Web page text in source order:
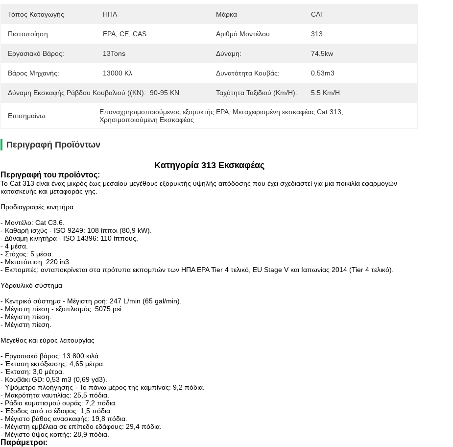
Τόπος Καταγωγής ΗΠΑ Μάρκα CAT
Πιστοποίηση EPA, CE, CAS Αριθμό Μοντέλου 313
Εργασιακό Βάρος: 13Tons Δύναμη: 74.5kw
Βάρος Μηχανής: 13000 Κλ Δυνατότητα Κουβάς: 0.53m3
Δύναμη Εκσκαφής Ράβδου Κουβαλιού ((kN): 90-95 KN Ταχύτητα Ταξιδιού (km/h): 5.5 Km/h
Επισημαίνω: Επαναχρησιμοποιούμενος εξορυκτής EPA Μεταχειρισμένη εκσκαφέας Cat 313
Χρησιμοποιούμενη Εκσκαφέας
Περιγραφή Προϊόντων
Κατηγορία 313 Εκσκαφέας
Περιγραφή του προϊόντος:
Το Cat 313 είναι ένας μικρός έως μεσαίου μεγέθους εξορυκτής υψηλής απόδοσης που έχει σχεδιαστεί για μια ποικιλία εφαρμογών
κατασκευής και μεταφοράς γης.
Προδιαγραφές κινητήρα
- Μοντέλο: Cat C3.6.
- Καθαρή ισχύς - ISO 9249: 108 ίπποι (80,9 kW).
- Δύναμη κινητήρα - ISO 14396: 110 ίππους.
- 4 μέσα.
- Στόχος: 5 μέσα.
- Μετατόπιση: 220 in3.
- Εκπομπές: ανταποκρίνεται στα πρότυπα εκπομπών των ΗΠΑ EPA Tier 4 τελικό, EU Stage V και Ιαπωνίας 2014 (Tier 4 τελικό).
Υδραυλικό σύστημα
- Κεντρικό σύστημα - Μέγιστη ροή: 247 L/min (65 gal/min).
- Μέγιστη πίεση - εξοπλισμός: 5075 psi.
- Μέγιστη πίεση.
- Μέγιστη πίεση.
Μέγεθος και εύρος λειτουργίας
- Εργασιακό βάρος: 13.800 κιλά.
- Έκταση εκτόξευσης: 4,65 μέτρα.
- Έκταση: 3,0 μέτρα.
- Κουβάκι GD: 0,53 m3 (0,69 yd3).
- Υψόμετρο πλοήγησης - Το πάνω μέρος της καμπίνας: 9,2 πόδια.
- Μακρότητα ναυτιλίας: 25,5 πόδια.
- Ράδιο κυματισμού ουράς: 7,2 πόδια.
- Έξοδος από το έδαφος: 1,5 πόδια.
- Μέγιστο βάθος ανασκαφής: 19,8 πόδια.
- Μέγιστη εμβέλεια σε επίπεδο εδάφους: 29,4 πόδια.
- Μέγιστο ύψος κοπής: 28,9 πόδια.
Παράμετροι: